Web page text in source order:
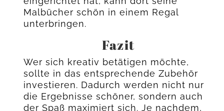
Malbücher schön in einem Regal
unterbringen.
Fazit
Wer sich kreativ betätigen möchte,
sollte in das entsprechende Zubehör
investieren. Dadurch werden nicht nur
die Ergebnisse schöner, sondern auch
der Spaß maximiert sich. Je nachdem,